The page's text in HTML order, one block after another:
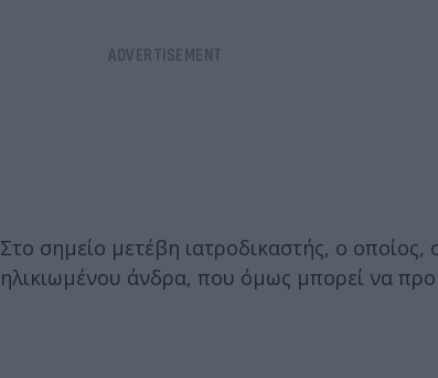
Στο σημείο μετέβη ιατροδικαστής, ο
ηλικιωμένου άνδρα, που όμως μπορεί να